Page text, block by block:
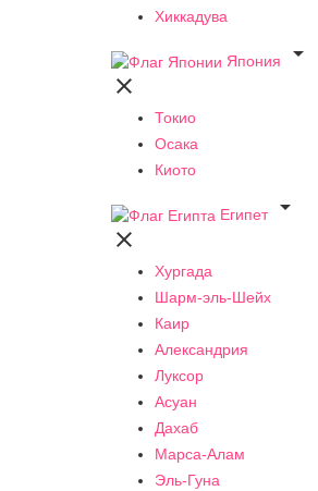
Хиккадува
Япония


Токио
Осака
Киото
Египет


Хургада
Шарм-эль-Шейх
Каир
Александрия
Луксор
Асуан
Дахаб
Марса-Алам
Эль-Гуна